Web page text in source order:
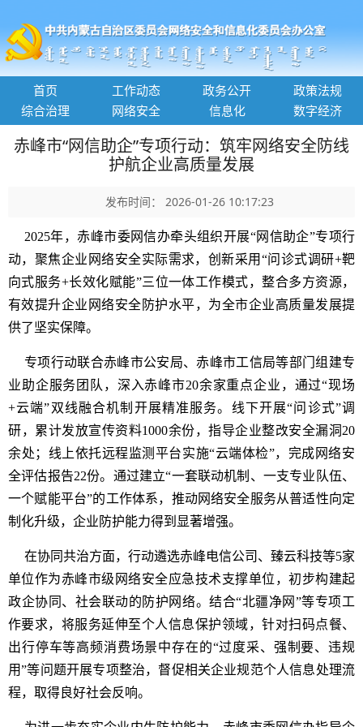
首页 工作动态 政务公开
政策法规
综合治理
网络安全 信息化 数字经济
赤峰市“网信助企”专项行动：筑牢网络安全防线
护航企业高质量发展
发布时间： 2026-01-26 10:17:23
2025年，赤峰市委网信办牵头组织开展“网信助企”专项行
动，聚焦企业网络安全实际需求，创新采用“问诊式调研+靶
向式服务+长效化赋能”三位一体工作模式，整合多方资源，
有效提升企业网络安全防护水平，为全市企业高质量发展提
供了坚实保障。
专项行动联合赤峰市公安局、赤峰市工信局等部门组建专
业助企服务团队，深入赤峰市20余家重点企业，通过“现场
+云端”双线融合机制开展精准服务。线下开展“问诊式”调
研，累计发放宣传资料1000余份，指导企业整改安全漏洞20
余处；线上依托远程监测平台实施“云端体检”，完成网络安
全评估报告22份。通过建立“一套联动机制、一支专业队伍、
一个赋能平台”的工作体系，推动网络安全服务从普适性向定
制化升级，企业防护能力得到显著增强。
在协同共治方面，行动遴选赤峰电信公司、臻云科技等5家
单位作为赤峰市级网络安全应急技术支撑单位，初步构建起
政企协同、社会联动的防护网络。结合“北疆净网”等专项工
作要求，将服务延伸至个人信息保护领域，针对扫码点餐、
出行停车等高频消费场景中存在的“过度采、强制要、违规
用”等问题开展专项整治，督促相关企业规范个人信息处理流
程，取得良好社会反响。